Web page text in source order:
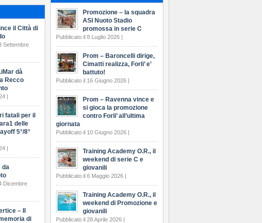
Promozione – la squadra
ASI Nuoto Stadio
promossa in serie C
Pubblicato il 8 Luglio 2026 |
Prom – Baroncelli dirige,
Cimatti realizza, Forli’ e’
battuto!
Pubblicato il 16 Giugno 2026 |
Prom – Ravenna vince e
si gioca la promozione
contro Forli’ all’ultima
giornata
Pubblicato il 10 Giugno 2026 |
Training Academy O.R., il
weekend di serie C e
giovanili
Pubblicato il 6 Maggio 2026 |
Training Academy O.R., il
weekend di Promozione e
giovanili
Pubblicato il 28 Aprile 2026 |
il Città di
Settembre
dà
Recco
|
fatali per il
delle
5°/8°
|
da
Dicembre
– Il
di